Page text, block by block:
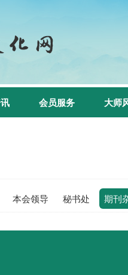
会员服务 大师
本会领导 秘书处 期刊